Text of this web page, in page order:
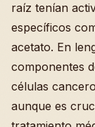
raíz tenían
específicos
acetato. En
componentes
células
aunque es